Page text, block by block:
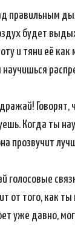
правильным
будет
и тяни её
Говорят,
Когда ты
прозвучит
голосовые
от того, как
уже давно,